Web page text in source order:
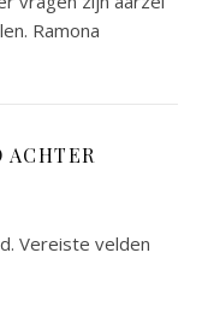
Ramona
ACHTER
Vereiste velden